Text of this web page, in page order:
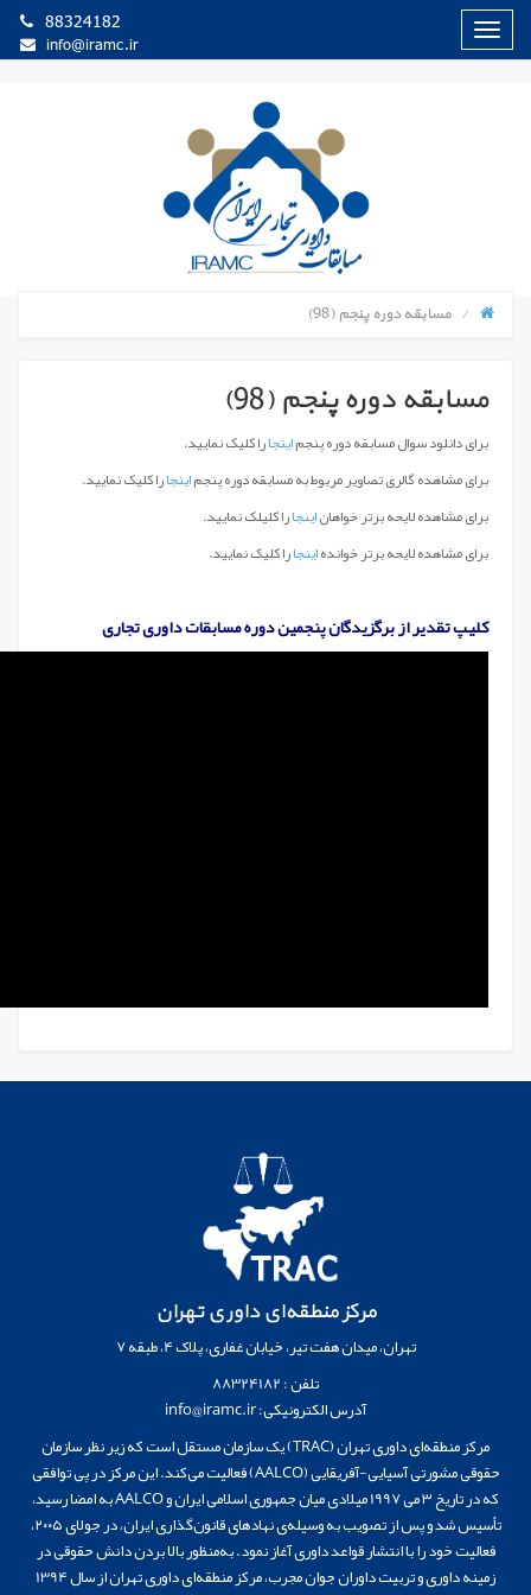
منوی
88324182
info@iramc.ir
مسابقه دوره پنجم (98)
مسابقه دوره پنجم (98)
برای دانلود سوال مسابقه دوره پنجماینجارا کلیک نمایید.
برای مشاهده‌ گالری تصاویر مربوط به مسابقه دوره پنجماینجارا کلیک نمایید.
برای مشاهده لایحه برتر خواهاناینجارا کلیلک نمایید.
برای مشاهده لایحه برتر خواندهاینجارا کلیک نمایید.
کلیپ تقدیر از برگزیدگان پنجمین دوره مسابقات داوری تجاری
مرکز منطقه‌ای داوری تهران
تهران، میدان هفت تیر، خیابان غفاری، پلاک 4، طبقه 7
تلفن : 88324182
آدرس الکترونیکی: info@iramc.ir
مرکز منطقه‌ای داوری تهران (TRAC) یک سازمان مستقل است که زیر نظر سازمان
حقوقی مشورتی آسیایی-آفریقایی (AALCO) فعالیت می‌کند. این مرکز در پی توافقی
که در تاریخ ۳ می 1997 میلادی میان جمهوری اسلامی ایران و AALCO به امضا رسید،
تأسیس شد و پس از تصویب به وسیله‌ی نهادهای قانون‌گذاری ایران، در جولای ۲۰۰۵،
فعالیت خود را با انتشار قواعد داوری آغاز نمود. به‌منظور بالا بردن دانش حقوقی در
زمینه داوری و تربیت داوران جوان مجرب، مرکز منطقه‌ای داوری تهران از سال 1394